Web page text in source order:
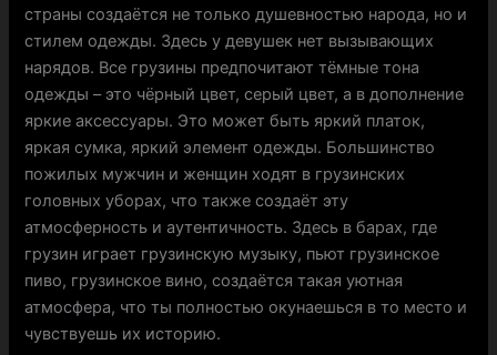
страны создаётся не только душевностью народа, но и
стилем одежды. Здесь у девушек нет вызывающих
нарядов. Все грузины предпочитают тёмные тона
одежды – это чёрный цвет, серый цвет, а в дополнение
яркие аксессуары. Это может быть яркий платок,
яркая сумка, яркий элемент одежды. Большинство
пожилых мужчин и женщин ходят в грузинских
головных уборах, что также создаёт эту
атмосферность и аутентичность. Здесь в барах, где
грузин играет грузинскую музыку, пьют грузинское
пиво, грузинское вино, создаётся такая уютная
атмосфера, что ты полностью окунаешься в то место и
чувствуешь их историю.